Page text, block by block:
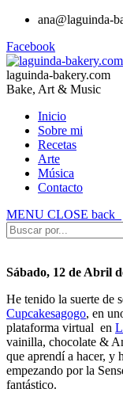
ana@laguinda-
Facebook
laguinda-bakery.com
Bake, Art & Music
Inicio
Sobre mi
Recetas
Arte
Música
Contacto
MENU CLOSE back
Sábado, 12 de Abril
He tenido la suerte de
Cupcakesagogo, en
plataforma virtual en
vainilla, chocolate &
que aprendí a hacer, y
empezando por la
fantástico.